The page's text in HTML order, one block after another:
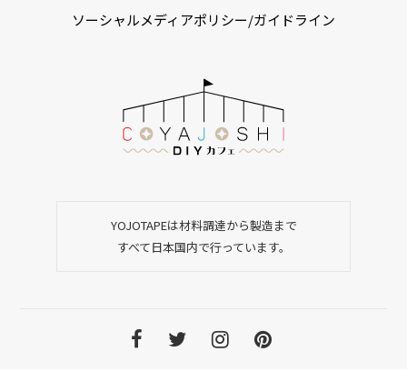
ソーシャルメディアポリシー/ガイドライン
YOJOTAPEは材料調達から製造まで
すべて日本国内で行っています。